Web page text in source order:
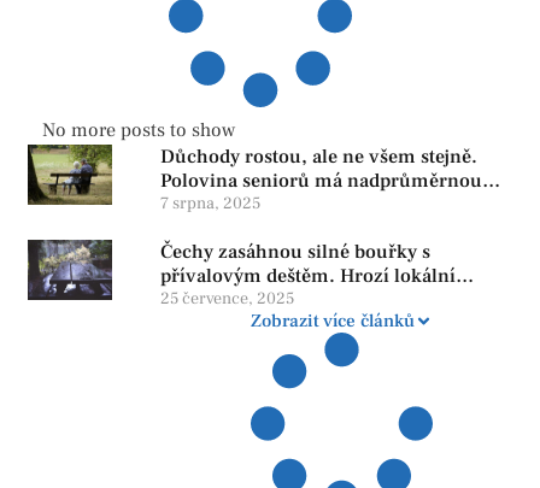
No more posts to show
Důchody rostou, ale ne všem stejně.
Polovina seniorů má nadprůměrnou
penzi, tisíce však žijí pod hranicí
reformy
7 srpna, 2025
Čechy zasáhnou silné bouřky s
přívalovým deštěm. Hrozí lokální
zatopení
25 července, 2025
Zobrazit více článků